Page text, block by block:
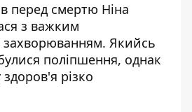
перед смертю Ніна
з важким
захворюванням. Якийсь
поліпшення, однак
здоров'я різко